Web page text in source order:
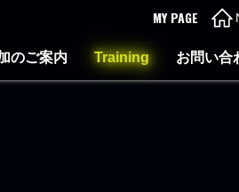
MY PAGE
のご案内 Training お問い合